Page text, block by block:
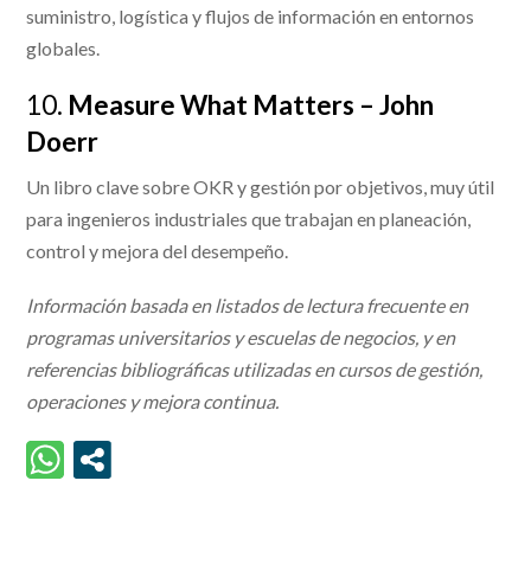
suministro, logística y flujos de información en entornos
globales.
10. Measure What Matters – John
Doerr
Un libro clave sobre OKR y gestión por objetivos, muy útil
para ingenieros industriales que trabajan en planeación,
control y mejora del desempeño.
Información basada en listados de lectura frecuente en
programas universitarios y escuelas de negocios, y en
referencias bibliográficas utilizadas en cursos de gestión,
operaciones y mejora continua.